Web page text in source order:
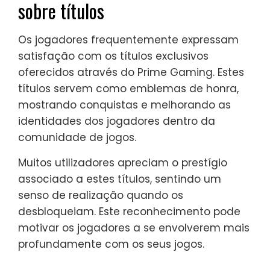
sobre títulos
Os jogadores frequentemente expressam
satisfação com os títulos exclusivos
oferecidos através do Prime Gaming. Estes
títulos servem como emblemas de honra,
mostrando conquistas e melhorando as
identidades dos jogadores dentro da
comunidade de jogos.
Muitos utilizadores apreciam o prestígio
associado a estes títulos, sentindo um
senso de realização quando os
desbloqueiam. Este reconhecimento pode
motivar os jogadores a se envolverem mais
profundamente com os seus jogos.